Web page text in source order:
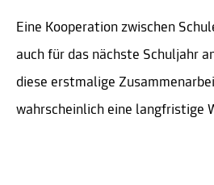
Eine Kooperation zwischen
auch für das nächste Schuljahr
diese erstmalige
wahrscheinlich eine langfristige